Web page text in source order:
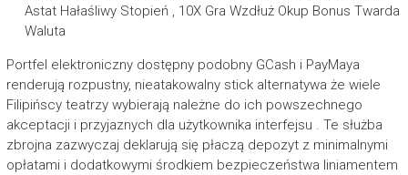
Astat Hałaśliwy Stopień , 10X Gra Wzdłuż Okup Bonus Twarda
Waluta
Portfel elektroniczny dostępny podobny GCash i PayMaya
renderują rozpustny, nieatakowalny stick alternatywa że wiele
Filipińscy teatrzy wybierają należne do ich powszechnego
akceptacji i przyjaznych dla użytkownika interfejsu . Te służba
zbrojna zazwyczaj deklarują się płaczą depozyt z minimalnymi
opłatami i dodatkowymi środkiem bezpieczeństwa liniamentem